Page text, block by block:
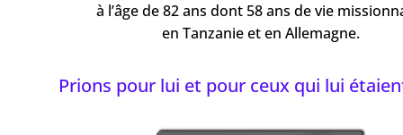
à l’âge de 82 ans dont 58 ans de vie
en Tanzanie et en Allemagne.
Prions pour lui et pour ceux qui lui